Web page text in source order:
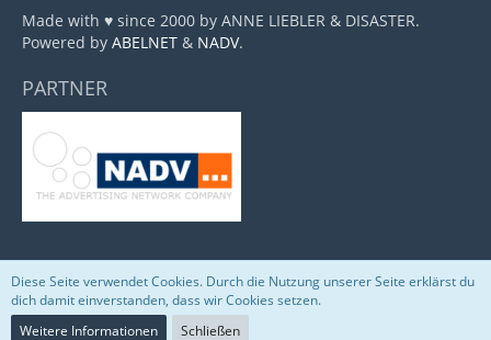
Made with ♥ since 2000 by ANNE LIEBLER & DISASTER.
Powered by ABELNET & NADV.
PARTNER
Community-Software:WoltLab Suite™
Diese Seite verwendet Cookies. Durch die Nutzung unserer Seite erklärst du
dich damit einverstanden, dass wir Cookies setzen.
Weitere Informationen
Schließen